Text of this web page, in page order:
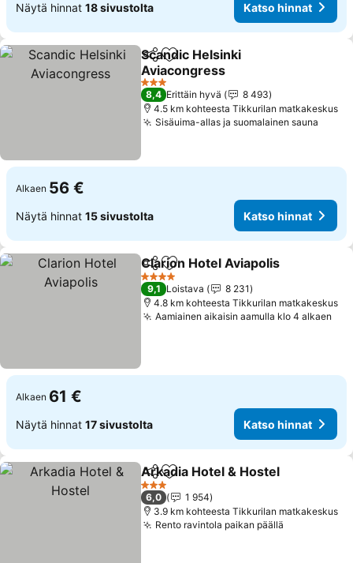
Näytä hinnat 18 sivustolta Katso hinnat
Jaa Lisää suosikkeihin
Scandic Helsinki
Aviacongress
3 Tähtiluokitus
8,4 Erittäin hyvä
8 493
4.5 km kohteesta Tikkurilan matkakeskus
Sisäuima-allas ja suomalainen sauna
Alkaen 56 €
Näytä hinnat 15 sivustolta Katso hinnat
Jaa Lisää suosikkeihin
Clarion Hotel Aviapolis
4 Tähtiluokitus
9,1 Loistava
8 231
4.8 km kohteesta Tikkurilan matkakeskus
Aamiainen aikaisin aamulla klo 4 alkaen
Alkaen 61 €
Näytä hinnat 17 sivustolta Katso hinnat
Jaa Lisää suosikkeihin
Arkadia Hotel & Hostel
3 Tähtiluokitus
6,0
1 954
3.9 km kohteesta Tikkurilan matkakeskus
Rento ravintola paikan päällä